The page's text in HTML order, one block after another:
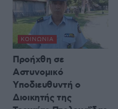
ΚΟΙΝΩΝΊΑ
Προήχθη σε
Αστυνομικό
Υποδιευθυντή ο
Διοικητής της